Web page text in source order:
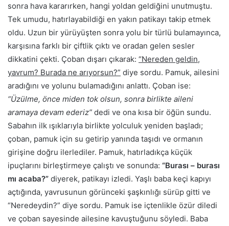
sonra hava kararırken, hangi yoldan geldiğini unutmuştu.
Tek umudu, hatırlayabildiği en yakın patikayı takip etmek
oldu. Uzun bir yürüyüşten sonra yolu bir türlü bulamayınca,
karşısına farklı bir çiftlik çıktı ve oradan gelen sesler
dikkatini çekti. Çoban dışarı çıkarak: “Nereden geldin,
yavrum? Burada ne arıyorsun?” diye sordu. Pamuk, ailesini
aradığını ve yolunu bulamadığını anlattı. Çoban ise:
“Üzülme, önce miden tok olsun, sonra birlikte aileni
aramaya devam ederiz” dedi ve ona kısa bir öğün sundu.
Sabahın ilk ışıklarıyla birlikte yolculuk yeniden başladı;
çoban, pamuk için su getirip yanında taşıdı ve ormanın
girişine doğru ilerlediler. Pamuk, hatırladıkça küçük
ipuçlarını birleştirmeye çalıştı ve sonunda: “Burası – burası
mı acaba?” diyerek, patikayı izledi. Yaşlı baba keçi kapıyı
açtığında, yavrusunun görünceki şaşkınlığı sürüp gitti ve
“Neredeydin?” diye sordu. Pamuk ise içtenlikle özür diledi
ve çoban sayesinde ailesine kavuştuğunu söyledi. Baba